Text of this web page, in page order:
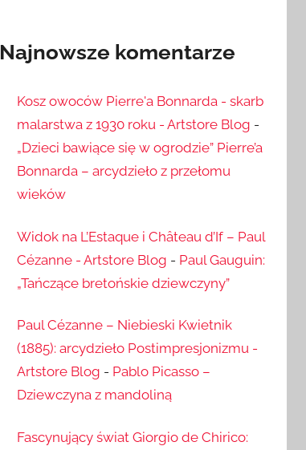
Najnowsze komentarze
Kosz owoców Pierre'a Bonnarda - skarb
malarstwa z 1930 roku - Artstore Blog -
„Dzieci bawiące się w ogrodzie” Pierre’a
Bonnarda – arcydzieło z przełomu
wieków
Widok na L’Estaque i Château d’If – Paul
Cézanne - Artstore Blog - Paul Gauguin:
„Tańczące bretońskie dziewczyny”
Paul Cézanne – Niebieski Kwietnik
(1885): arcydzieło Postimpresjonizmu -
Artstore Blog - Pablo Picasso –
Dziewczyna z mandoliną
Fascynujący świat Giorgio de Chirico: